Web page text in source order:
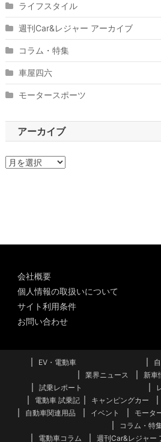
ライフスタイル
週刊Car&レジャー アーカイブ
コラム・特集
車屋四六
モータースポーツ
アーカイブ
ア
会社概要
個人情報の取扱いについて
サイト利用条件
お問い合わせ
EV・電動車
業界ニュース
新車
試乗レポート
電動車 試乗記
キャンピングカー
自動車関連用品
イベント モータ
コラム・特
電動車コラム
週刊Car&レジャー